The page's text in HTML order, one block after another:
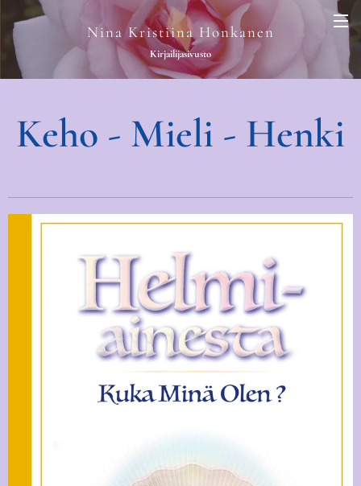
Nina Kristiina Honkanen
Kirjailijasivusto
Keho - Mieli - Henki